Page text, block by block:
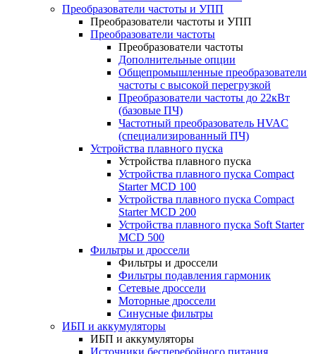
Преобразователи частоты и УПП
Преобразователи частоты и УПП
Преобразователи частоты
Преобразователи частоты
Дополнительные опции
Общепромышленные преобразователи
частоты с высокой перегрузкой
Преобразователи частоты до 22кВт
(базовые ПЧ)
Частотный преобразователь HVAC
(специализированный ПЧ)
Устройства плавного пуска
Устройства плавного пуска
Устройства плавного пуска Compact
Starter MCD 100
Устройства плавного пуска Compact
Starter MCD 200
Устройства плавного пуска Soft Starter
MCD 500
Фильтры и дроссели
Фильтры и дроссели
Фильтры подавления гармоник
Сетевые дроссели
Моторные дроссели
Синусные фильтры
ИБП и аккумуляторы
ИБП и аккумуляторы
Источники бесперебойного питания